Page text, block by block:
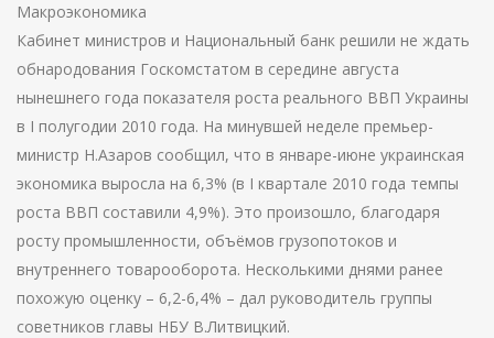
Макроэкономика
Кабинет министров и Национальный банк решили не ждать
обнародования Госкомстатом в середине августа
нынешнего года показателя роста реального ВВП Украины
в I полугодии 2010 года. На минувшей неделе премьер-
министр Н.Азаров сообщил, что в январе-июне украинская
экономика выросла на 6,3% (в I квартале 2010 года темпы
роста ВВП составили 4,9%). Это произошло, благодаря
росту промышленности, объёмов грузопотоков и
внутреннего товарооборота. Несколькими днями ранее
похожую оценку – 6,2-6,4% – дал руководитель группы
советников главы НБУ В.Литвицкий.